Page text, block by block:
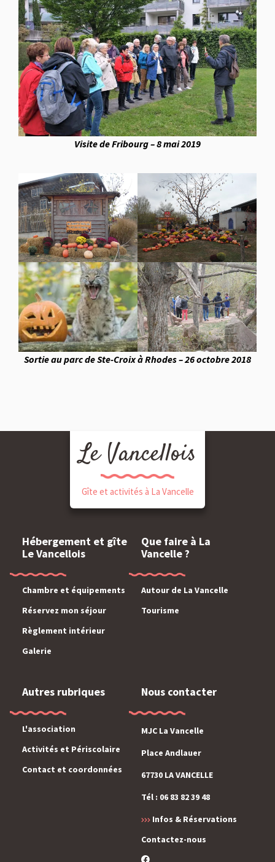
Visite de Fribourg – 8 mai 2019
Sortie au parc de Ste-Croix à Rhodes – 26 octobre 2018
Le Vancellois
Gîte et activités à La Vancelle
Hébergement et gîte
Le Vancellois
Chambre et équipements
Réservez mon séjour
Règlement intérieur
Galerie
Que faire à La
Vancelle ?
Autour de La Vancelle
Tourisme
Autres rubriques
L'association
Activités et Périscolaire
Contact et coordonnées
Nous contacter
MJC La Vancelle
Place Andlauer
67730 LA VANCELLE
Tél : 06 83 82 39 48
Infos & Réservations
Contactez-nous